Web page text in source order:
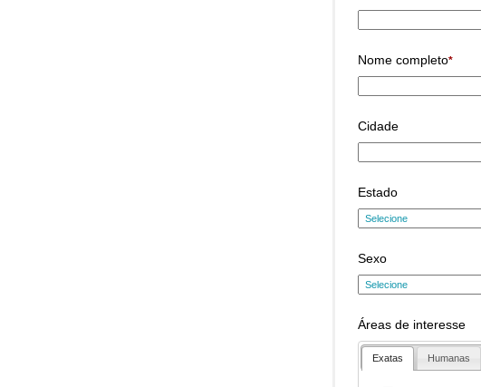
Nome completo*
Cidade
Estado
Sexo
Áreas de interesse
Exatas Humanas